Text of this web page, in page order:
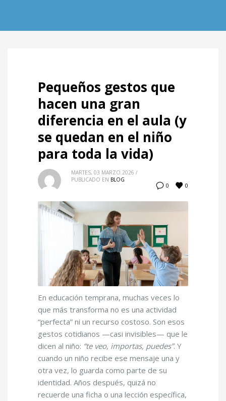
Pequeños gestos que
hacen una gran
diferencia en el aula (y
se quedan en el niño
para toda la vida)
0 0
MARTES, 03 MARZO 2026 /
PUBLICADO EN BLOG
En educación temprana, muchas veces lo
que más transforma no es una actividad
“perfecta” ni un recurso costoso. Son esos
gestos cotidianos —casi invisibles— que le
dicen al niño: “te veo, importas, puedes”. Y
cuando un niño recibe ese mensaje una y
otra vez, lo guarda como parte de su
identidad. Años después, quizá no
recuerde una ficha o una lección específica,